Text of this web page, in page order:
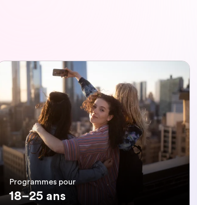
Programmes pour
18–25 ans